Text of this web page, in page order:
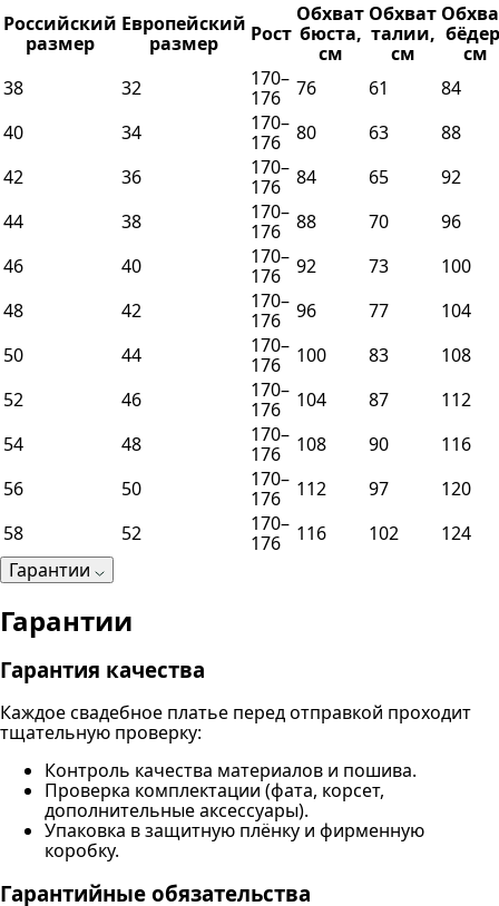
Российский
размер
Европейский
размер
Рост
Обхват
бюста,
см
Обхват
талии,
см
см
38
32
170–
176
76 61
84
40
34
170–
176
80 63
88
42
36
170–
176
84 65
92
44
38
170–
176
88 70
96
46
40
170–
176
92 73
100
48
42
170–
176
96 77
104
50
44
170–
176
100 83
108
52
46
170–
176
104 87
112
54
48
170–
176
108 90
116
56
50
170–
176
112 97
120
58
52
170–
176
116 102
124
Гарантии
Гарантии
Гарантия качества
Каждое свадебное платье перед отправкой проходит
тщательную проверку:
Контроль качества материалов и пошива.
Проверка комплектации (фата, корсет,
дополнительные аксессуары).
Упаковка в защитную плёнку и фирменную
коробку.
Гарантийные обязательства